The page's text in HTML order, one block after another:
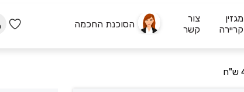
מגזין
קריירה
צור
קשר
הסוכנת החכמה